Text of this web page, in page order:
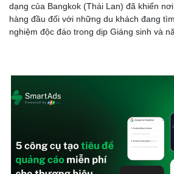
Ăn sạch sống khỏe
dạng của Bangkok (Thái Lan) đã khiến
hàng đầu đối với những du khách đang
nghiệm độc đáo trong dịp Giáng sinh và